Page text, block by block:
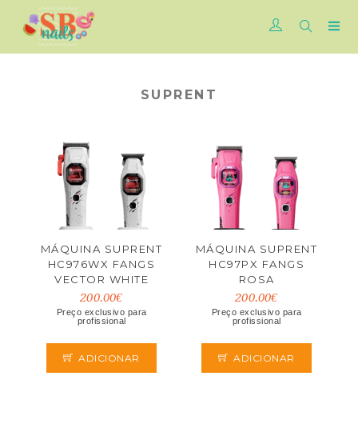
SUPRENT
MÁQUINA SUPRENT
HC976WX FANGS
VECTOR WHITE
200.00€
Preço exclusivo para
profissional
ADICIONAR
MÁQUINA SUPRENT
HC97PX FANGS
ROSA
200.00€
Preço exclusivo para
profissional
ADICIONAR